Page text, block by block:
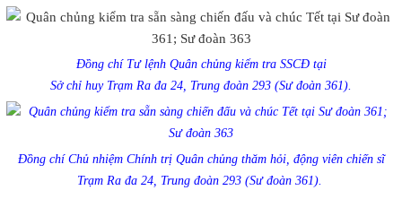
Đồng chí Tư lệnh Quân chủng kiểm tra SSCĐ tại
Sở chỉ huy Trạm Ra đa 24, Trung đoàn 293 (Sư đoàn 361).
Đồng chí Chủ nhiệm Chính trị Quân chủng thăm hỏi, động viên chiến sĩ
Trạm Ra đa 24, Trung đoàn 293 (Sư đoàn 361).